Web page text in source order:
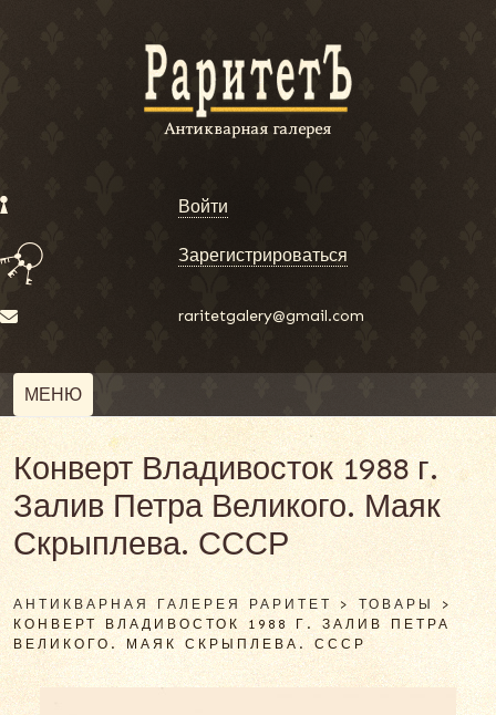
Войти
Зарегистрироваться
raritetgalery@gmail.com
МЕНЮ
Конверт Владивосток 1988 г.
Залив Петра Великого. Маяк
Скрыплева. СССР
АНТИКВАРНАЯ ГАЛЕРЕЯ РАРИТЕТ >ТОВАРЫ >
КОНВЕРТ ВЛАДИВОСТОК 1988 Г. ЗАЛИВ ПЕТРА
ВЕЛИКОГО. МАЯК СКРЫПЛЕВА. СССР